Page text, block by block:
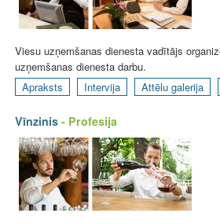
Viesu uzņemšanas dienesta vadītājs
uzņemšanas dienesta darbu.
Apraksts
Intervija Attēlu galerija
Vīnzinis - Profesija